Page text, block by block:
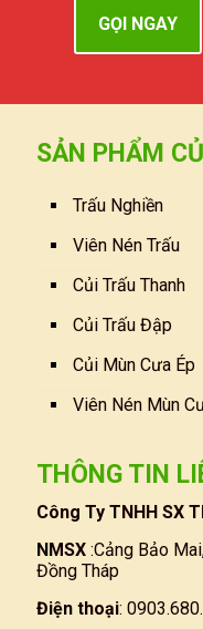
GỌI NGAY
SẢN PHẨM
Trấu Nghiền
Viên Nén Trấu
Củi Trấu Thanh
Củi Trấu Đập
Củi Mùn Cưa Ép
Viên Nén Mùn
THÔNG TIN
Công Ty TNHH SX
NMSX :Cảng Bảo
Đồng Tháp
Điện thoại: